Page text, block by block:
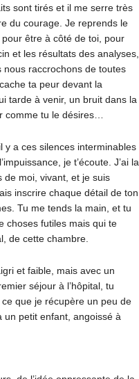
sont tirés et il me serre très
du courage. Je reprends le
pour être à côté de toi, pour
et les résultats des analyses,
raccrochons de toutes
ta peur devant la
tarde à venir, un bruit dans la
comme tu le désires…
y a ces silences interminables
je t’écoute. J’ai la
de moi, vivant, et je suis
inscrire chaque détail de ton
Tu me tends la main, et tu
choses futiles mais qui te
de cette chambre.
et faible, mais avec un
séjour à l’hôpital, tu
que je récupère un peu de
un petit enfant, angoissé à